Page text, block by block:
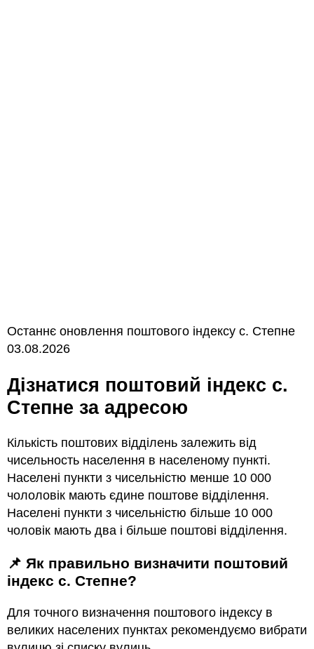
Останнє оновлення поштового індексу с. Степне
03.08.2026
Дізнатися поштовий індекс с.
Степне за адресою
Кількість поштових відділень залежить від
чисельность населення в населеному пункті.
Населені пункти з чисельністю менше 10 000
чололовік мають єдине поштове відділення.
Населені пункти з чисельністю більше 10 000
чоловік мають два і більше поштові відділення.
📌 Як правильно визначити поштовий
індекс с. Степне?
Для точного визначення поштового індексу в
великих населених пунктах рекомендуємо вибрати